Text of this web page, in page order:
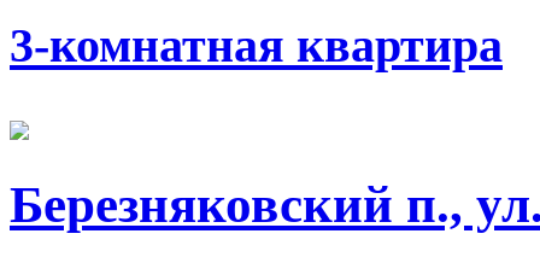
3-комнатная квартира
Березняковский п.,